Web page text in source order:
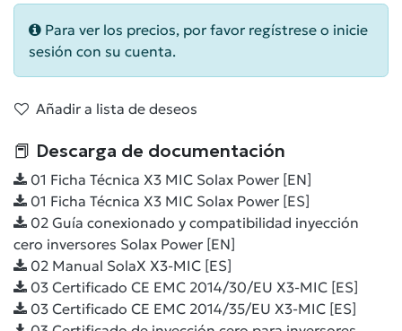
Para ver los precios, por favor regístrese o inicie
sesión con su cuenta.
Añadir a lista de deseos
📕 Descarga de documentación
01 Ficha Técnica X3 MIC Solax Power [EN]
01 Ficha Técnica X3 MIC Solax Power [ES]
02 Guía conexionado y compatibilidad inyección
cero inversores Solax Power [EN]
02 Manual SolaX X3-MIC [ES]
03 Certificado CE EMC 2014/30/EU X3-MIC [ES]
03 Certificado CE EMC 2014/35/EU X3-MIC [ES]